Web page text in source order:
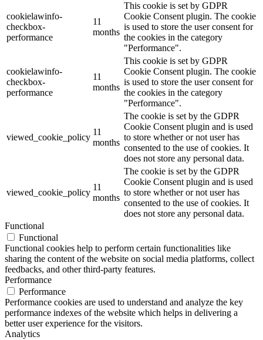
cookielawinfo-
checkbox-
performance
11
months
This cookie is set by GDPR
Cookie Consent plugin. The cookie
is used to store the user consent for
the cookies in the category
"Performance".
cookielawinfo-
checkbox-
performance
11
months
This cookie is set by GDPR
Cookie Consent plugin. The cookie
is used to store the user consent for
the cookies in the category
"Performance".
viewed_cookie_policy
11
months
The cookie is set by the GDPR
Cookie Consent plugin and is used
to store whether or not user has
consented to the use of cookies. It
does not store any personal data.
viewed_cookie_policy
11
months
The cookie is set by the GDPR
Cookie Consent plugin and is used
to store whether or not user has
consented to the use of cookies. It
does not store any personal data.
Functional
Functional
Functional cookies help to perform certain functionalities like
sharing the content of the website on social media platforms, collect
feedbacks, and other third-party features.
Performance
Performance
Performance cookies are used to understand and analyze the key
performance indexes of the website which helps in delivering a
better user experience for the visitors.
Analytics